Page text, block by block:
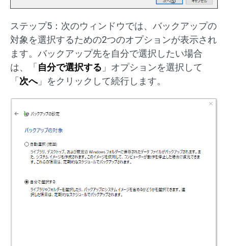
ステップ5：次のウィンドウでは、バックアップの
対象を選択するための2つのオプションが表示され
ます。バックアップ先を自分で選択したい場合
は、「 自分で選択する 」オプションを選択して
「 次へ」をクリックして続行します。